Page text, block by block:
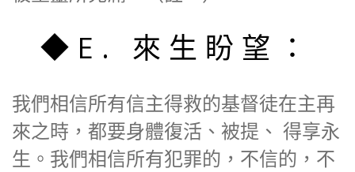
◆E. 來生盼望：
我們相信所有信主得救的基督徒在主再
來之時，都要身體復活、被提、 得享永
生。我們相信所有犯罪的，不信的，不